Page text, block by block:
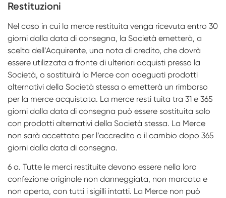
Restituzioni
Nel caso in cui la merce restituita venga ricevuta entro 30
giorni dalla data di consegna, la Società emetterà, a
scelta dell’Acquirente, una nota di credito, che dovrà
essere utilizzata a fronte di ulteriori acquisti presso la
Società, o sostituirà la Merce con adeguati prodotti
alternativi della Società stessa o emetterà un rimborso
per la merce acquistata. La merce resti­ tuita tra 31 e 365
giorni dalla data di consegna può essere sostituita solo
con prodotti alternativi della Società stessa. La Merce
non sarà accettata per l’accredito o il cambio dopo 365
giorni dalla data di consegna.
6 a. Tutte le merci restituite devono essere nella loro
confezione originale non danneggiata, non marcata e
non aperta, con tutti i sigilli intatti. La Merce non può